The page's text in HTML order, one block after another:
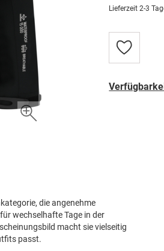
Lieferzeit 2-3
Zur
Wunschliste
die angenehme
wechselhafte Tage in der
macht sie vielseitig
passt.